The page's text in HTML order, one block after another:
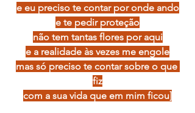
e eu preciso te contar por onde ando
e te pedir proteção
não tem tantas flores por aqui
e a realidade às vezes me engole
mas só preciso te contar sobre o que
fiz
com a sua vida que em mim ficou]